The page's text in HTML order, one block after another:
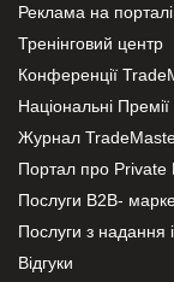
Реклама на порталі
Тренінговий центр
Конференції
Національні Премії
Журнал
Портал про Private
Послуги В2В-
Послуги з надання
Відгуки